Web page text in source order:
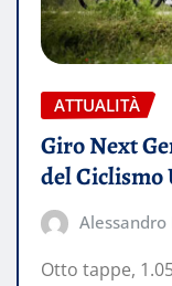
ATTUALITÀ
Giro Next
del Ciclismo
Alessandro
Otto tappe,